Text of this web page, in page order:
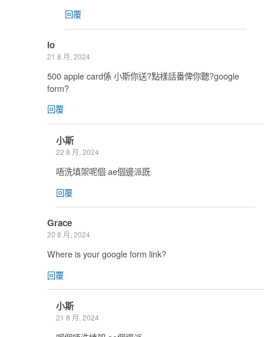
回覆
lo
21 8 月, 2024
500 apple card係 小斯你送?點樣話番俾你聽?google
form?
回覆
小斯
22 8 月, 2024
唔洗填架呢個 ae個邊派既
回覆
Grace
20 8 月, 2024
Where is your google form link?
回覆
小斯
21 8 月, 2024